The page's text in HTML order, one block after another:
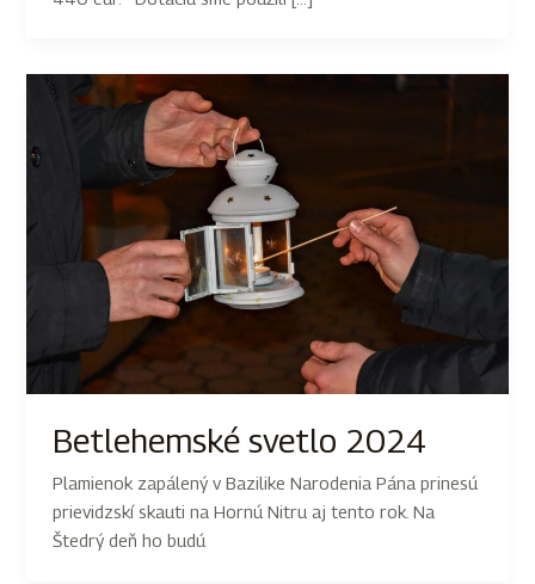
Betlehemské svetlo 2024
Plamienok zapálený v Bazilike Narodenia Pána prinesú
prievidzskí skauti na Hornú Nitru aj tento rok. Na
Štedrý deň ho budú